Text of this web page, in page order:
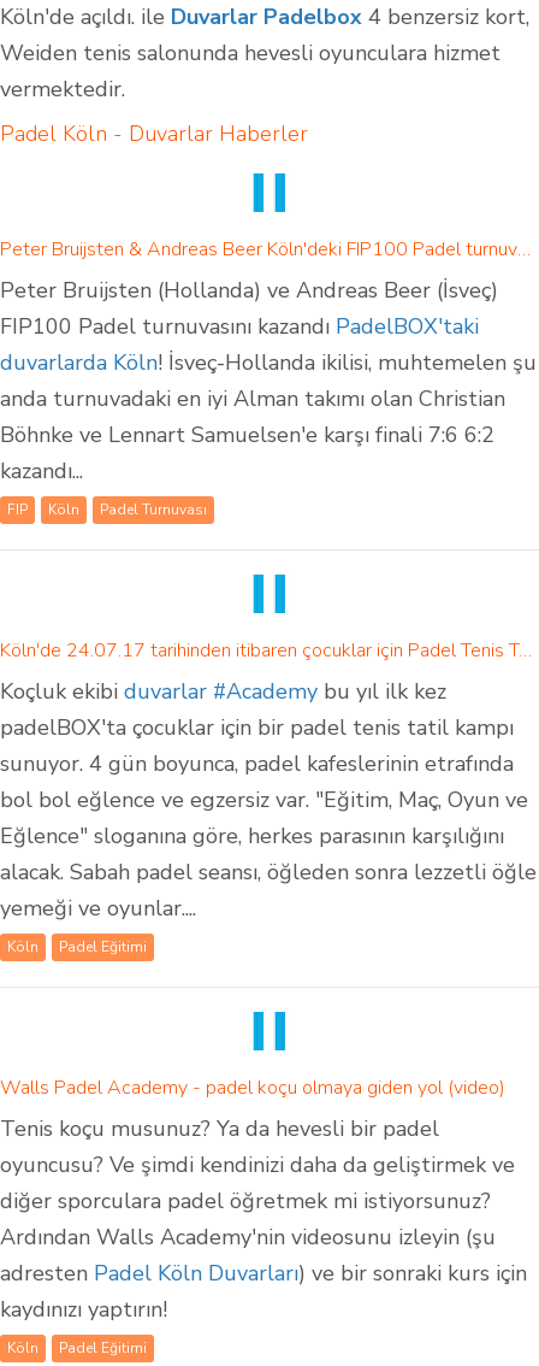
Köln'de açıldı. ile Duvarlar Padelbox 4 benzersiz kort,
Weiden tenis salonunda hevesli oyunculara hizmet
vermektedir.
Padel Köln - Duvarlar Haberler
Peter Bruijsten & Andreas Beer Köln'deki FIP100 Padel turnuvasını kazandı
Peter Bruijsten (Hollanda) ve Andreas Beer (İsveç)
FIP100 Padel turnuvasını kazandı PadelBOX'taki
duvarlarda Köln! İsveç-Hollanda ikilisi, muhtemelen şu
anda turnuvadaki en iyi Alman takımı olan Christian
Böhnke ve Lennart Samuelsen'e karşı finali 7:6 6:2
kazandı...
FIP Köln Padel Turnuvası
Köln'de 24.07.17 tarihinden itibaren çocuklar için Padel Tenis Tatil Kampı
Koçluk ekibi duvarlar #Academy bu yıl ilk kez
padelBOX'ta çocuklar için bir padel tenis tatil kampı
sunuyor. 4 gün boyunca, padel kafeslerinin etrafında
bol bol eğlence ve egzersiz var. "Eğitim, Maç, Oyun ve
Eğlence" sloganına göre, herkes parasının karşılığını
alacak. Sabah padel seansı, öğleden sonra lezzetli öğle
yemeği ve oyunlar....
Köln Padel Eğitimi
Walls Padel Academy - padel koçu olmaya giden yol (video)
Tenis koçu musunuz? Ya da hevesli bir padel
oyuncusu? Ve şimdi kendinizi daha da geliştirmek ve
diğer sporculara padel öğretmek mi istiyorsunuz?
Ardından Walls Academy'nin videosunu izleyin (şu
adresten Padel Köln Duvarları) ve bir sonraki kurs için
kaydınızı yaptırın!
Köln Padel Eğitimi